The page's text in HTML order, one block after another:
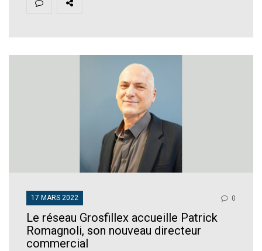
17 MARS 2022 0
Le réseau Grosfillex accueille Patrick
Romagnoli, son nouveau directeur
commercial